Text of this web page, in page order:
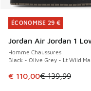
ÉCONOMISE 29 €
Jordan Air Jordan 1
Homme Chaussures
Black - Olive Grey - Lt Wild
Cet article est en
€ 110,00€ 139,99
ÉCONOMISE 29 €